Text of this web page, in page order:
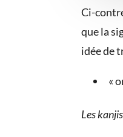
Ci-
que la
idée de
«
Les